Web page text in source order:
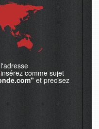
insérez comme sujet
et precisez